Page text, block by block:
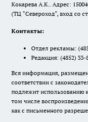
Кокарева А.К.. Адрес:
(ТЦ "Североход", вход со
Контакты:
Отдел рекламы:
Редакция: (4852) 33-
Вся информация,
соответствии с
подлежит использованию
том числе
как с письменного